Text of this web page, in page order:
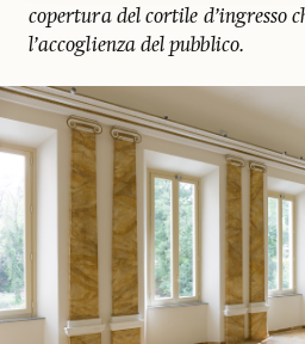
copertura del cortile d’ingresso
l’accoglienza del pubblico.